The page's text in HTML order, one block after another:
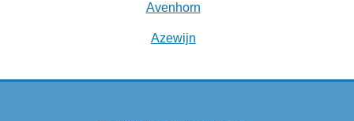
Avenhorn
Azewijn